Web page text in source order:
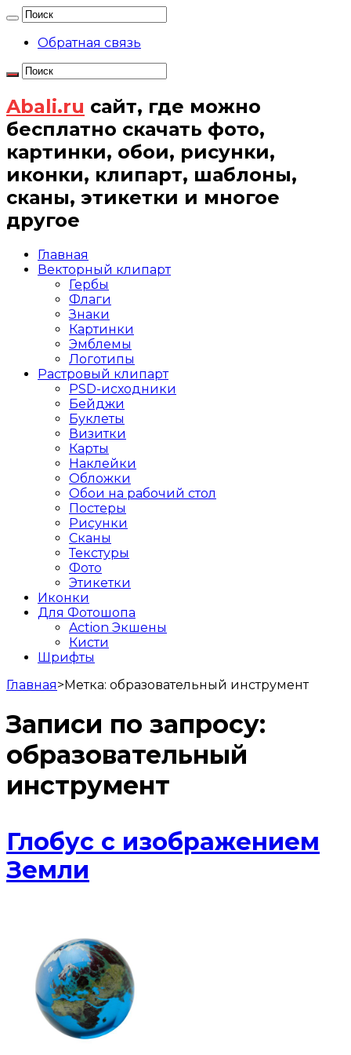
Обратная связь
Abali.ru сайт, где можно
бесплатно скачать фото,
картинки, обои, рисунки,
иконки, клипарт, шаблоны,
сканы, этикетки и многое
другое
Главная
Векторный клипарт
Гербы
Флаги
Знаки
Картинки
Эмблемы
Логотипы
Растровый клипарт
PSD-исходники
Бейджи
Буклеты
Визитки
Карты
Наклейки
Обложки
Обои на рабочий стол
Постеры
Рисунки
Сканы
Текстуры
Фото
Этикетки
Иконки
Для Фотошопа
Action Экшены
Кисти
Шрифты
Главная>Метка: образовательный инструмент
Записи по запросу:
образовательный
инструмент
Глобус с изображением
Земли